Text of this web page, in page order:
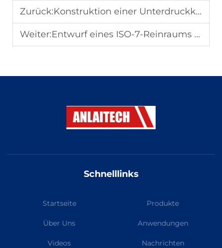
Zurück:Konstruktion einer Unterdruckkammer: Luftstromregelung und Überwachung des Druckunterschieds
Weiter:Entwurf eines ISO-7-Reinraums für biotechnologische Labore: Kontaminationskontrolle und Workflow-Optimierung
Schnelllinks
Startseite Produkte
Über Uns Anwendungen
Videos Nachrichten